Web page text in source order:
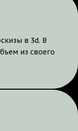
в 3d. В
из своего